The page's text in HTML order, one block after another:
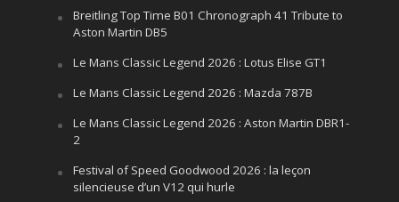
Breitling Top Time B01 Chronograph 41 Tribute to
Aston Martin DB5
Le Mans Classic Legend 2026 : Lotus Elise GT1
Le Mans Classic Legend 2026 : Mazda 787B
Le Mans Classic Legend 2026 : Aston Martin DBR1-
2
Festival of Speed Goodwood 2026 : la leçon
silencieuse d’un V12 qui hurle